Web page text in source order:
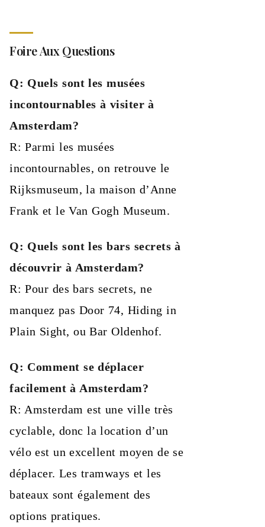
Foire Aux Questions
Q: Quels sont les musées
incontournables à visiter à
Amsterdam?
R: Parmi les musées
incontournables, on retrouve le
Rijksmuseum, la maison d’Anne
Frank et le Van Gogh Museum.
Q: Quels sont les bars secrets à
découvrir à Amsterdam?
R: Pour des bars secrets, ne
manquez pas Door 74, Hiding in
Plain Sight, ou Bar Oldenhof.
Q: Comment se déplacer
facilement à Amsterdam?
R: Amsterdam est une ville très
cyclable, donc la location d’un
vélo est un excellent moyen de se
déplacer. Les tramways et les
bateaux sont également des
options pratiques.